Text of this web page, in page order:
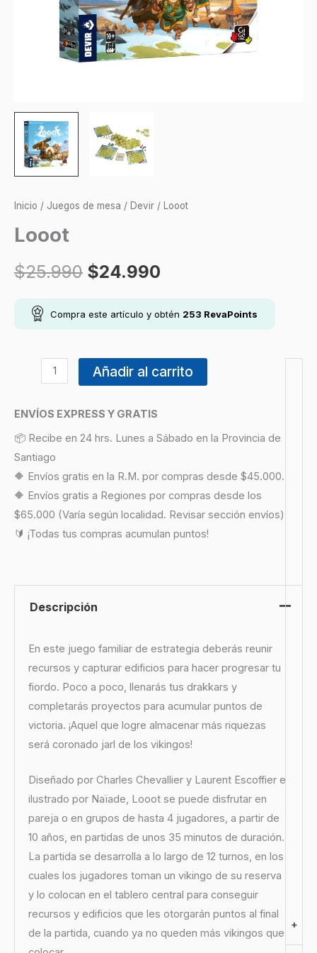
Inicio / Juegos de mesa / Devir / Looot
Looot
$25.990 $24.990
Compra este artículo y obtén 253 RevaPoints
+
Añadir al carrito
ENVÍOS EXPRESS Y GRATIS
📦 Recibe en 24 hrs. Lunes a Sábado en la Provincia de
Santiago
🔶 Envíos gratis en la R.M. por compras desde $45.000.
🔶 Envíos gratis a Regiones por compras desde los
$65.000 (Varía según localidad. Revisar sección envíos)
🔰 ¡Todas tus compras acumulan puntos!
Descripción
En este juego familiar de estrategia deberás reunir
recursos y capturar edificios para hacer progresar tu
fiordo. Poco a poco, llenarás tus drakkars y
completarás proyectos para acumular puntos de
victoria. ¡Aquel que logre almacenar más riquezas
será coronado jarl de los vikingos!
Diseñado por Charles Chevallier y Laurent Escoffier e
ilustrado por Naïade, Looot se puede disfrutar en
pareja o en grupos de hasta 4 jugadores, a partir de
10 años, en partidas de unos 35 minutos de duración.
La partida se desarrolla a lo largo de 12 turnos, en los
cuales los jugadores toman un vikingo de su reserva
y lo colocan en el tablero central para conseguir
recursos y edificios que les otorgarán puntos al final
de la partida, cuando ya no queden más vikingos que